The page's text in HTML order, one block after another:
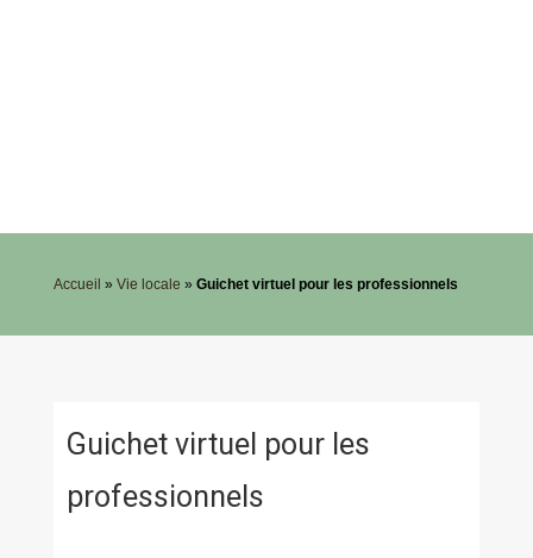
Accueil » Vie locale » Guichet virtuel pour les professionnels
Guichet virtuel pour les
professionnels